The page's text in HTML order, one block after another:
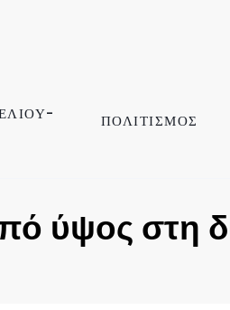
ΠΟΛΙΤΙΣΜΟΣ
ύψος στη